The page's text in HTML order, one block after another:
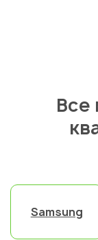
Все
Samsung